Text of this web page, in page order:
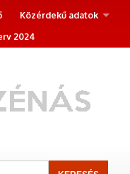
Közérdekű adatok
2024